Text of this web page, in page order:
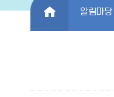
HOME 알림마당